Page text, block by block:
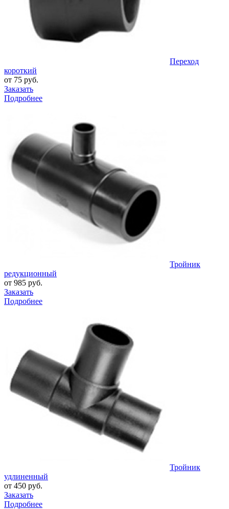
Переход
короткий
от 75 руб.
Заказать
Подробнее
Тройник
редукционный
от 985 руб.
Заказать
Подробнее
Тройник
удлиненный
от 450 руб.
Заказать
Подробнее